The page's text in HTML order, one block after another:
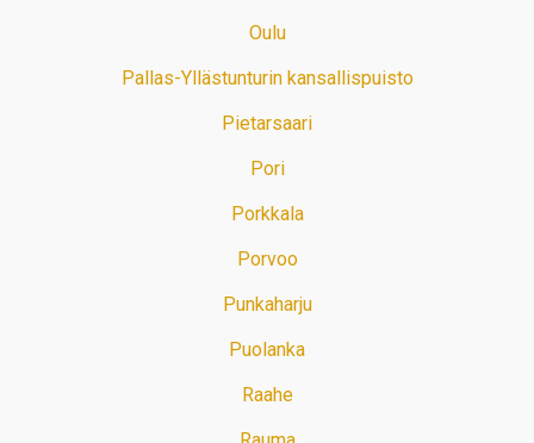
Oulu
Pallas-Yllästunturin kansallispuisto
Pietarsaari
Pori
Porkkala
Porvoo
Punkaharju
Puolanka
Raahe